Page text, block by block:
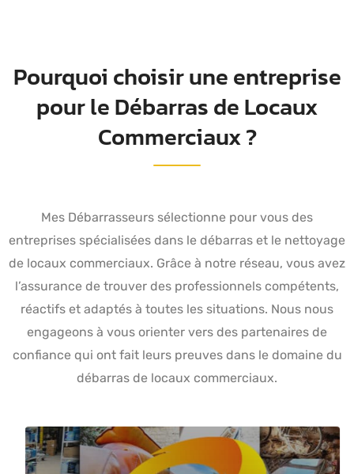
Pourquoi choisir une entreprise
pour le Débarras de Locaux
Commerciaux ?
Mes Débarrasseurs sélectionne pour vous des
entreprises spécialisées dans le débarras et le nettoyage
de locaux commerciaux. Grâce à notre réseau, vous avez
l’assurance de trouver des professionnels compétents,
réactifs et adaptés à toutes les situations. Nous nous
engageons à vous orienter vers des partenaires de
confiance qui ont fait leurs preuves dans le domaine du
débarras de locaux commerciaux.